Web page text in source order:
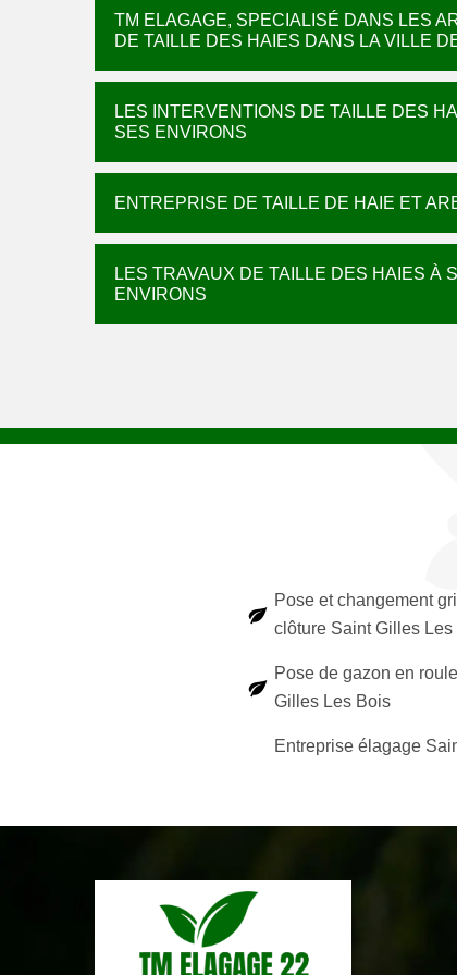
TM ELAGAGE, SPECIALISÉ DANS LES
DE TAILLE DES HAIES DANS LA VILLE
LES INTERVENTIONS DE TAILLE DES
SES ENVIRONS
ENTREPRISE DE TAILLE DE HAIE ET
LES TRAVAUX DE TAILLE DES HAIES À
ENVIRONS
Pose et changement
clôture Saint Gilles Les
Pose de gazon en
Gilles Les Bois
Entreprise élagage